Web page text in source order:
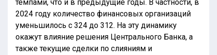
темпами, что и в предыдущие годы. В частности, в
2024 году количество финансовых организаций
уменьшилось с 324 до 312. На эту динамику
окажут влияние решения Центрального Банка, а
также текущие сделки по слияниям и